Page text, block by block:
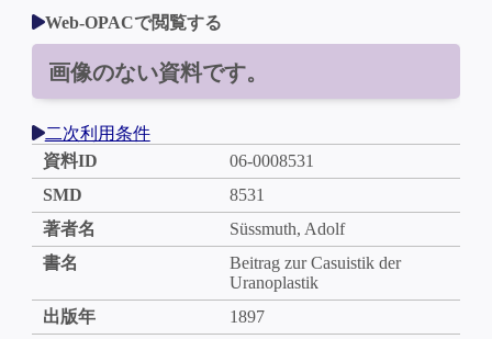
Web-OPACで閲覧する
画像のない資料です。
二次利用条件
資料ID
06-0008531
SMD
8531
著者名
Süssmuth, Adolf
書名
Beitrag zur Casuistik der
Uranoplastik
出版年
1897